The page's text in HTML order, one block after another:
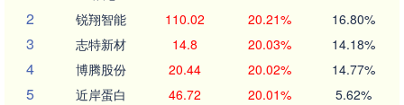
2 锐翔智能 110.02 20.21% 16.80%
3 志特新材 14.8 20.03% 14.18%
4 博腾股份 20.44 20.02% 14.77%
5 近岸蛋白 46.72 20.01% 5.62%